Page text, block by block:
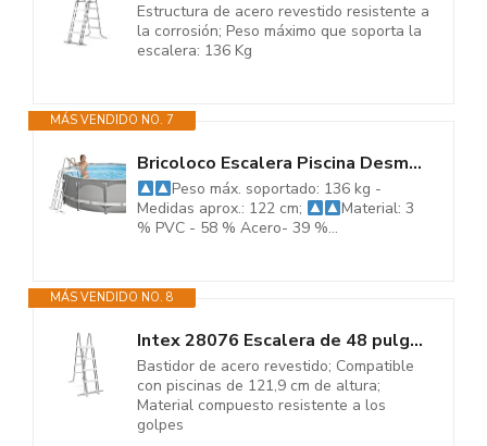
Estructura de acero revestido resistente a
la corrosión; Peso máximo que soporta la
escalera: 136 Kg
MÁS VENDIDO NO. 7
Bricoloco Escalera Piscina Desmontable 122 cm 3 peldaños Antideslizantes....
Peso máx. soportado: 136 kg -
Medidas aprox.: 122 cm;
Material: 3
% PVC - 58 % Acero- 39 %...
MÁS VENDIDO NO. 8
Intex 28076 Escalera de 48 pulgadas con peldaños extraíbles, 1 tamaño,...
Bastidor de acero revestido; Compatible
con piscinas de 121,9 cm de altura;
Material compuesto resistente a los
golpes